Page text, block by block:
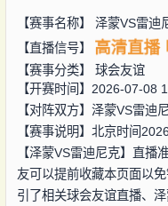
【赛事名称】 泽蒙VS雷迪
【直播信号】
高清直播
【赛事分类】 球会友谊
【开赛时间】2026-07-08
【对阵双方】 泽蒙VS雷迪
【赛事说明】北京时间
【泽蒙VS雷迪尼克】直播
友可以提前收藏本页面以
引了相关球会友谊直播、